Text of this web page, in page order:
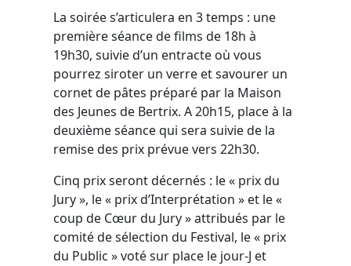
La soirée s’articulera en 3 temps : une
première séance de films de 18h à
19h30, suivie d’un entracte où vous
pourrez siroter un verre et savourer un
cornet de pâtes préparé par la Maison
des Jeunes de Bertrix. A 20h15, place à la
deuxième séance qui sera suivie de la
remise des prix prévue vers 22h30.
Cinq prix seront décernés : le « prix du
Jury », le « prix d’Interprétation » et le «
coup de Cœur du Jury » attribués par le
comité de sélection du Festival, le « prix
du Public » voté sur place le jour-J et